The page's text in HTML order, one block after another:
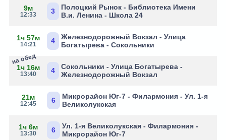
9м
12:33 3
Полоцкий Рынок - Библиотека Имени
В.и. Ленина - Школа 24
1ч 57м
14:21 4
Железнодорожный Вокзал - Улица
Богатырева - Сокольники
1ч 16м
13:40
на обед
4
Сокольники - Улица Богатырева -
Железнодорожный Вокзал
21м
12:45 6
Микрорайон Юг-7 - Филармония - Ул. 1-я
Великолукская
1ч 6м
13:30 6
Ул. 1-я Великолукская - Филармония -
Микрорайон Юг-7